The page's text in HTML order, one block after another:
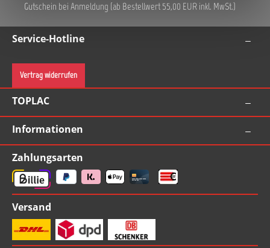
Gutschein bei Anmeldung (ab Bestellwert 55,00 EUR inkl. MwSt.)
Service-Hotline
Vertrag widerrufen
TOPLAC
Informationen
Zahlungsarten
Versand